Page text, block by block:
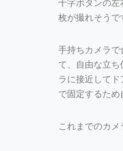
十字ボタンの左
枚が撮れそうで
手持ちカメラで
て、自由な立
ラに接近して
で固定するため
これまでのカメ